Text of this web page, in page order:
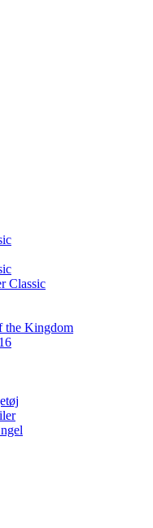
Classic
the Kingdom